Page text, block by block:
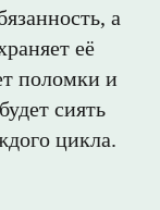
а
её
поломки и
сиять
цикла.